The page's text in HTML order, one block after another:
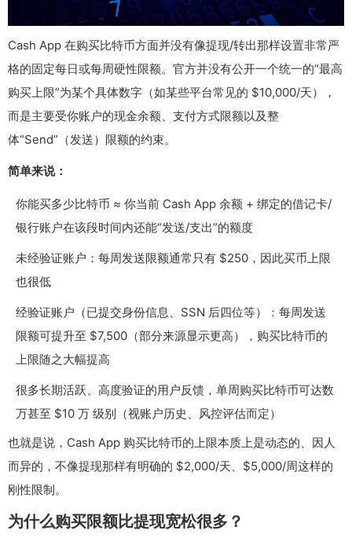
Cash App 在购买比特币方面并没有像提现/转出那样设置非常严
格的固定每日或每周硬性限额。官方并没有公开一个统一的“最高
购买上限”为某个具体数字（如某些平台常见的 $10,000/天），
而是主要受你账户的现金余额、支付方式限额以及整
体“Send”（发送）限额的约束。
简单来说：
你能买多少比特币 ≈ 你当前 Cash App 余额 + 绑定的借记卡/
银行账户在该段时间内还能“发送/支出”的额度
未经验证账户：每周发送限额通常只有 $250，因此买币上限
也很低
经验证账户（已提交身份信息、SSN 后四位等）：每周发送
限额可提升至 $7,500（部分来源显示更高），购买比特币的
上限随之大幅提高
很多长期活跃、高度验证的用户反馈，单周购买比特币可达数
万甚至 $10 万 级别（视账户历史、风控评估而定）
也就是说，Cash App 购买比特币的上限本质上是动态的、因人
而异的，不像提现那样有明确的 $2,000/天、$5,000/周这样的
刚性限制。
为什么购买限额比提现宽松很多？